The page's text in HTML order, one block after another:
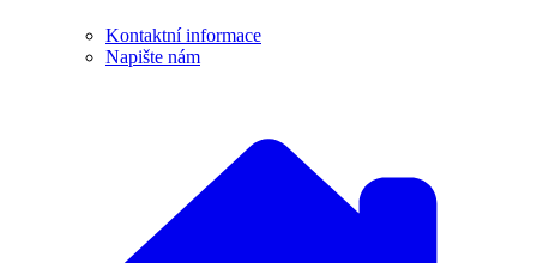
Kontaktní informace
Napište nám